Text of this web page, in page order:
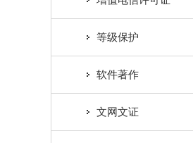
等级保护
软件著作
文网文证